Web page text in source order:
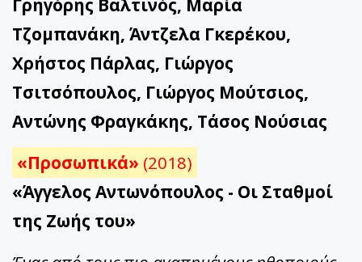
Γρηγόρης Βαλτινός, Μαρία
Τζομπανάκη, Άντζελα Γκερέκου,
Χρήστος Πάρλας, Γιώργος
Τσιτσόπουλος, Γιώργος Μούτσιος,
Αντώνης Φραγκάκης, Τάσος Νούσιας
«Προσωπικά» (2018)
«Άγγελος Αντωνόπουλος - Οι Σταθμοί
της Ζωής του»